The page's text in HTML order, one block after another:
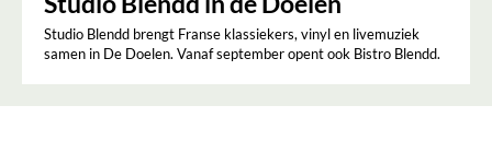
Studio Blendd brengt Franse klassiekers, vinyl en livemuziek
samen in De Doelen. Vanaf september opent ook Bistro Blendd.